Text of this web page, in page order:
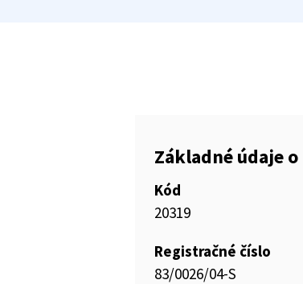
Základné údaje
Kód
20319
Registračné číslo
83/0026/04-S